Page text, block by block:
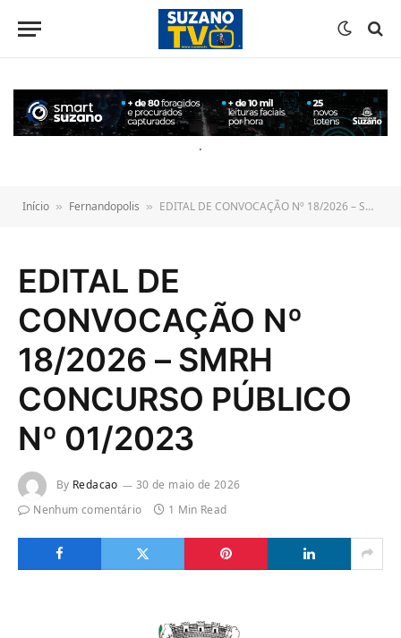
conteúdo
.
Início » Fernandopolis » EDITAL DE CONVOCAÇÃO Nº 18/2026 – SMRH CONCURSO PÚBLICO Nº 01/2023
EDITAL DE
CONVOCAÇÃO Nº
18/2026 – SMRH
CONCURSO PÚBLICO
Nº 01/2023
By Redacao
30 de maio de 2026
Nenhum comentário
1 Min Read